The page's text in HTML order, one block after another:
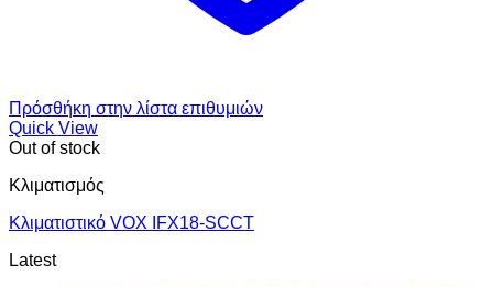
Πρόσθήκη στην λίστα επιθυμιών
Quick View
Out of stock
Κλιματισμός
Κλιματιστικό VOX IFX18-SCCT
Latest